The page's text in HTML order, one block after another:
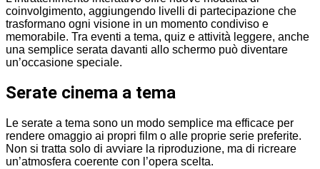
coinvolgimento, aggiungendo livelli di partecipazione che
trasformano ogni visione in un momento condiviso e
memorabile. Tra eventi a tema, quiz e attività leggere, anche
una semplice serata davanti allo schermo può diventare
un’occasione speciale.
Serate cinema a tema
Le serate a tema sono un modo semplice ma efficace per
rendere omaggio ai propri film o alle proprie serie preferite.
Non si tratta solo di avviare la riproduzione, ma di ricreare
un’atmosfera coerente con l’opera scelta.